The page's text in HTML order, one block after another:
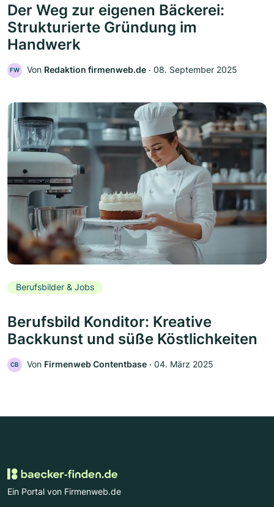
Der Weg zur eigenen Bäckerei:
Strukturierte Gründung im
Handwerk
FW Von Redaktion firmenweb.de ‧ 08. September 2025
Berufsbilder & Jobs
Berufsbild Konditor: Kreative
Backkunst und süße Köstlichkeiten
CB Von Firmenweb Contentbase ‧ 04. März 2025
Ein Portal von Firmenweb.de